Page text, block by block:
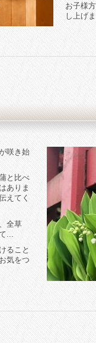
お子様
し上げ
咲き始
と比べ
ありま
えてく
全草
...
ること
気をつ